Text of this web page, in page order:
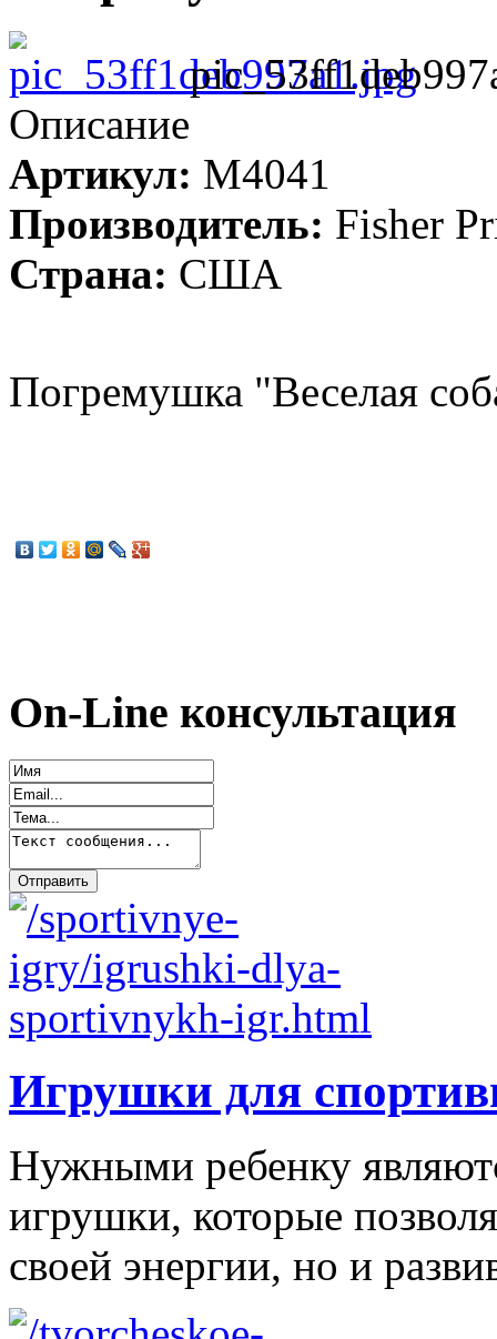
Описание
Артикул: М4041
Производитель: Fisher
Страна: США
Погремушка "Веселая
On-Line консультация
Игрушки для
Нужными ребенку
игрушки, которые
своей энергии, но и